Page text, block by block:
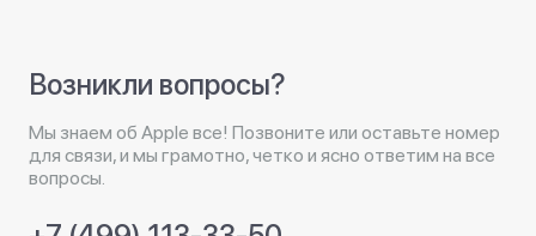
Возникли вопросы?
Мы знаем об Apple все! Позвоните или оставьте номер
для связи, и мы грамотно, четко и ясно ответим на все
вопросы.